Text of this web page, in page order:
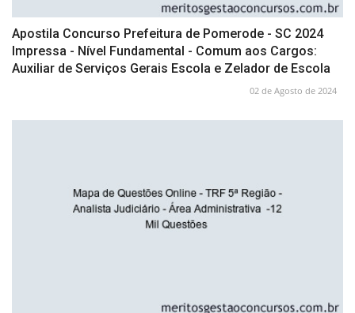
Apostila Concurso Prefeitura de Pomerode - SC 2024
Impressa - Nível Fundamental - Comum aos Cargos:
Auxiliar de Serviços Gerais Escola e Zelador de Escola
02 de Agosto de 2024